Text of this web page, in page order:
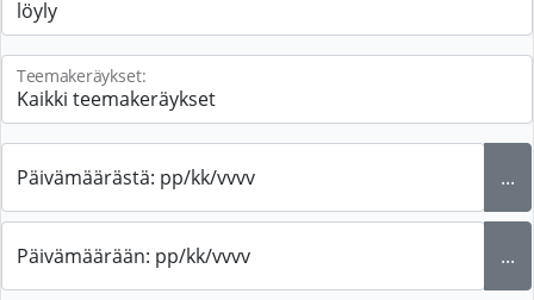
Teemakeräykset:
Päivämäärästä: pp/kk/vvvv ...
Päivämäärään: pp/kk/vvvv ...